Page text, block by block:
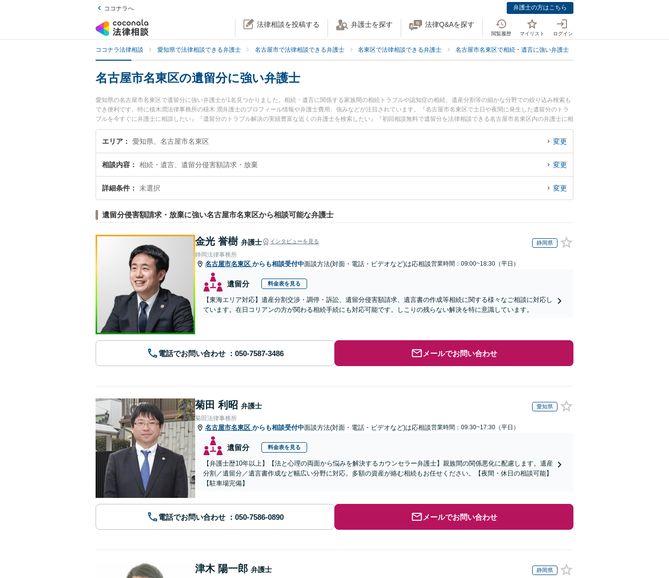
ココナラへ 弁護士の方はこちら
法律相談を投稿する 弁護士を探す 法律Q&Aを探す
閲覧履歴 マイリスト ログイン
ココナラ法律相談 愛知県で法律相談できる弁護士 名古屋市で法律相談できる弁護士 名東区で法律相談できる弁護士 名古屋市名東区で相続・遺言に強い弁護士
名古屋市名東区の遺留分に強い弁護士
愛知県の名古屋市名東区で遺留分に強い弁護士が1名見つかりました。相続・遺言に関係する家族間の相続トラブルや認知症の相続、遺産分割等の細かな分野での絞り込み検索も
でき便利です。特に積木潤法律事務所の積木 潤弁護士のプロフィール情報や弁護士費用、強みなどが注目されています。『名古屋市名東区で土日や夜間に発生した遺留分のトラ
ブルを今すぐに弁護士に相談したい』『遺留分のトラブル解決の実績豊富な近くの弁護士を検索したい』『初回相談無料で遺留分を法律相談できる名古屋市名東区内の弁護士に相
談予約したい』などでお困りの相談者さんにおすすめです。
エリア 愛知県、名古屋市名東区 変更
相談内容 相続・遺言、遺留分侵害額請求・放棄 変更
詳細条件 未選択 変更
遺留分侵害額請求・放棄に強い名古屋市名東区から相談可能な弁護士
金光 誉樹 弁護士 インタビューを見る 静岡県
静岡法律事務所
名古屋市名東区 からも相談受付中面談方法(対面・電話・ビデオなど)は応相談営業時間：09:00~18:30（平日）
遺留分 料金表を見る
【東海エリア対応】遺産分割交渉・調停・訴訟、遺留分侵害額請求、遺言書の作成等相続に関する様々なご相談に対応し
ています。在日コリアンの方が関わる相続手続にも対応可能です。しこりの残らない解決を特に意識しています。
電話でお問い合わせ メールでお問い合わせ
菊田 利昭 弁護士 愛知県
菊田法律事務所
名古屋市名東区 からも相談受付中面談方法(対面・電話・ビデオなど)は応相談営業時間：09:30~17:30（平日）
遺留分 料金表を見る
【弁護士歴10年以上】【法と心理の両面から悩みを解決するカウンセラー弁護士】親族間の関係悪化に配慮します。遺産
分割／遺留分／遺言書作成など幅広い分野に対応。多額の資産が絡む相続もお任せください。【夜間・休日の相談可能】
【駐車場完備】
電話でお問い合わせ メールでお問い合わせ
津木 陽一郎 弁護士 静岡県